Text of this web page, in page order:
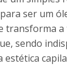
ser um
transforma
sendo
estética